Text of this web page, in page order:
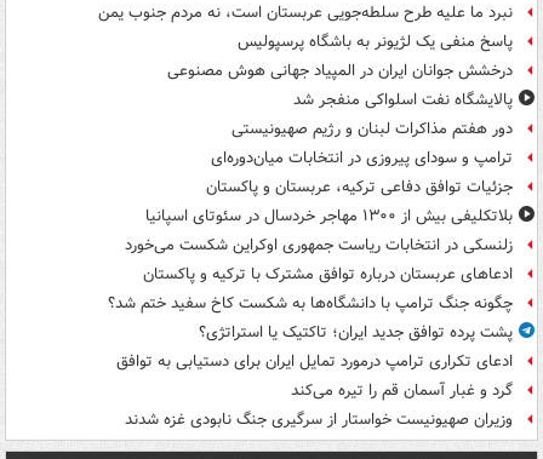
نبرد ما علیه طرح سلطه‌جویی عربستان است، نه مردم جنوب یمن
پاسخ منفی یک لژیونر به باشگاه پرسپولیس
درخشش جوانان ایران در المپیاد جهانی هوش مصنوعی
پالایشگاه نفت اسلواکی منفجر شد
دور هفتم مذاکرات لبنان و رژیم صهیونیستی
ترامپ و سودای پیروزی در انتخابات میان‌دوره‌ای
جزئیات توافق دفاعی ترکیه، عربستان و پاکستان
بلاتکلیفی بیش از ۱۳۰۰ مهاجر خردسال در سئوتای اسپانیا
زلنسکی در انتخابات ریاست جمهوری اوکراین شکست می‌خورد
ادعاهای عربستان درباره توافق مشترک با ترکیه و پاکستان
چگونه جنگ ترامپ با دانشگاه‌ها به شکست کاخ سفید ختم شد؟
پشت پرده توافق جدید ایران؛ تاکتیک یا استراتژی؟
ادعای تکراری ترامپ درمورد تمایل ایران برای دستیابی به توافق
گرد و غبار آسمان قم را تیره می‌کند
وزیران صهیونیست خواستار از سرگیری جنگ نابودی غزه شدند